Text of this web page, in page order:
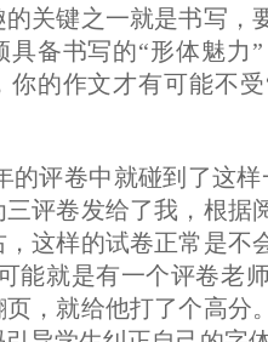
的关键之一就是书写，
具备书写的“形体魅力
你的作文才有可能不
的评卷中就碰到了这
三评卷发给了我，根据
，这样的试卷正常是不
能就是有一个评卷老
页，就给他打了个高分